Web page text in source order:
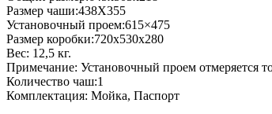
Размер чаши:438Х355
Установочный проем:615×475
Размер коробки:720x530x280
Вес: 12,5 кг.
Примечание: Установочный проем отмеряется
Количество чаш:1
Комплектация: Мойка, Паспорт